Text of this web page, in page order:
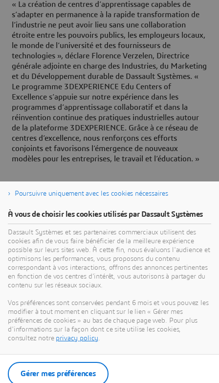
« La création de centres d’apprentissage capables de
s’adapter en permanence à la rapide transformation de
l’industrie ne peut avoir lieu sans une collaboration
étroite entre les pouvoirs publics, les employeurs locaux,
le monde de l’université et des fournisseurs de
technologies », déclare Florence Verzelen, Directrice
générale adjointe en charge des Industries, du Marketing
et du Développement durable de Dassault Systèmes. «
Le programme 3DEXPERIENCE Edu Centers of
Excellence s’appuie sur notre expérience dans les
programmes d’apprentissage collaboratif et dans la
réinvention continue des pratiques industrielles autour
de la plateforme 3DEXPERIENCE. Grâce à ce réseau de
centres d’excellence, nous renforçons ces efforts
conjoints et favorisons l’émergence de nouveaux
modèles pour les entreprises, le travail et l’éducation. »
À propos de Dassault Systèmes
Dassault Systèmes est un accélérateur de progrès
humain. Depuis 1981, l'entreprise est pionnière
dans la création de mondes virtuels pour améliorer
la vie réelle des consommateurs, des patients et
des citoyens. Grâce à la plateforme
3DEXPERIENCE, ses jumeaux virtuels augmentés
par l'IA et ancrés dans la science aident 390 000
entreprises, de toutes tailles et de tous secteurs, à
collaborer, imaginer et créer des innovations
durables à fort impact. Pour plus d'informations,
Poursuivre uniquement avec les cookies nécessaires
À vous de choisir les cookies utilisés par Dassault Systèmes
Dassault Systèmes et ses partenaires commerciaux utilisent des
cookies afin de vous faire bénéficier de la meilleure expérience
possible sur leurs sites web. À cette fin, nous évaluons l'audience et
optimisons les performances, vous proposons du contenu
correspondant à vos interactions, offrons des annonces pertinentes
en fonction de vos centres d'intérêt, vous autorisons à partager du
contenu sur les réseaux sociaux.
Vos préférences sont conservées pendant 6 mois et vous pouvez les
modifier à tout moment en cliquant sur le lien « Gérer mes
préférences de cookies » au bas de chaque page web. Pour plus
d'informations sur la façon dont ce site utilise les cookies,
consultez notre privacy policy.
Gérer mes préférences